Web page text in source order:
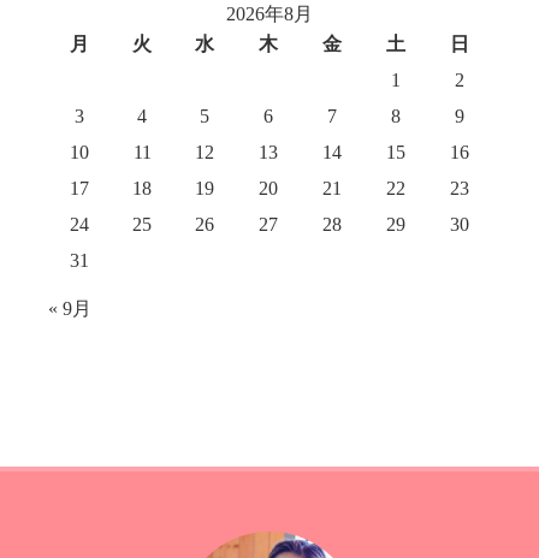
2026年8月
月
火 水 木 金 土
日
1
2
3
4 5 6 7 8
9
10
11 12 13 14 15
16
17
18 19 20 21 22
23
24
25 26 27 28 29
30
31
« 9月